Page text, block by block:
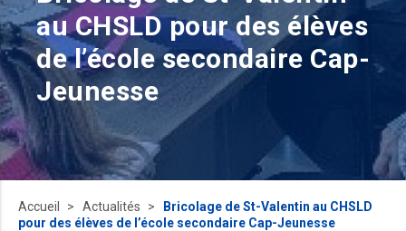
au CHSLD pour des élèves
de l’école secondaire Cap-
Jeunesse
Accueil Actualités
Bricolage de St-Valentin au CHSLD
pour des élèves de l’école secondaire Cap-Jeunesse